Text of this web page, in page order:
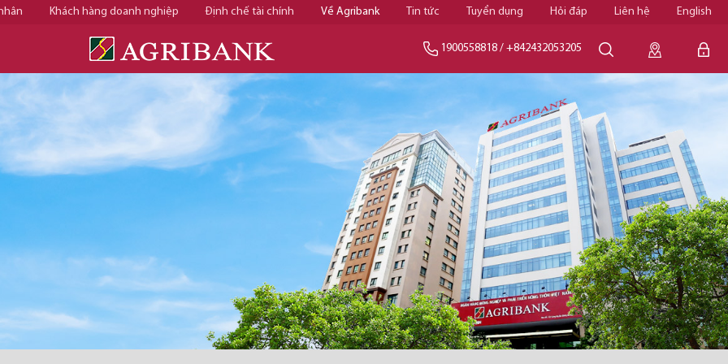
Khách hàng doanh nghiệp Định chế tài chính Về Agribank Tin tức Tuyển dụng Hỏi đáp Liên hệ English
1900558818 / +842432053205